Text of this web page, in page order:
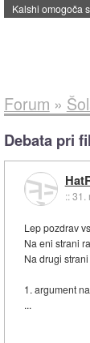
Sandisk že
Forum »
Debata pri
::31.
Lep pozdrav
Na eni strani
Na drugi
1. argument
...